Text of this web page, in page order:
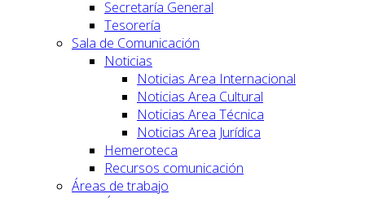
Secretaría General
Tesorería
Sala de Comunicación
Noticias
Noticias Area Internacional
Noticias Area Cultural
Noticias Area Técnica
Noticias Area Jurídica
Hemeroteca
Recursos comunicación
Áreas de trabajo